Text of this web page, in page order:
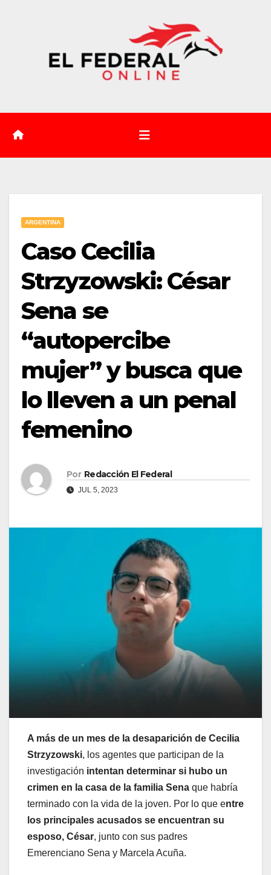
ARGENTINA
Caso Cecilia
Strzyzowski: César
Sena se
“autopercibe
mujer” y busca que
lo lleven a un penal
femenino
Por Redacción El Federal
JUL 5, 2023
A más de un mes de la desaparición de Cecilia
Strzyzowski, los agentes que participan de la
investigación intentan determinar si hubo un
crimen en la casa de la familia Sena que habría
terminado con la vida de la joven. Por lo que entre
los principales acusados se encuentran su
esposo, César, junto con sus padres
Emerenciano Sena y Marcela Acuña.